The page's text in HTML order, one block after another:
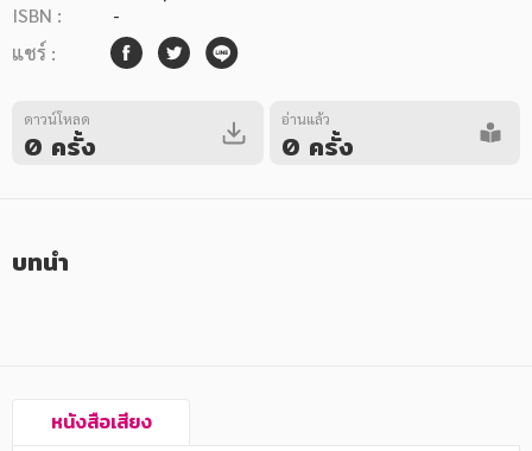
หมวดหมู่หนังสือ
หมวดหมู่ยอดนิยม
หนังสือเสียง
ศิลปะ บันเทิง กีฬา ท่องเที่ยว
ISBN :
-
แชร์ :
ดาวน์โหลด
0 ครั้ง
อ่านแล้ว
0 ครั้ง
บทนำ
หนังสือเสียง